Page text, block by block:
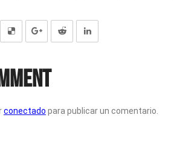
conectado para publicar un comentario.